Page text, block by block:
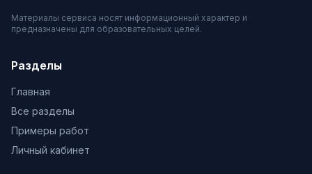
Материалы сервиса носят информационный характер и
предназначены для образовательных целей.
Разделы
Главная
Все разделы
Примеры работ
Личный кабинет